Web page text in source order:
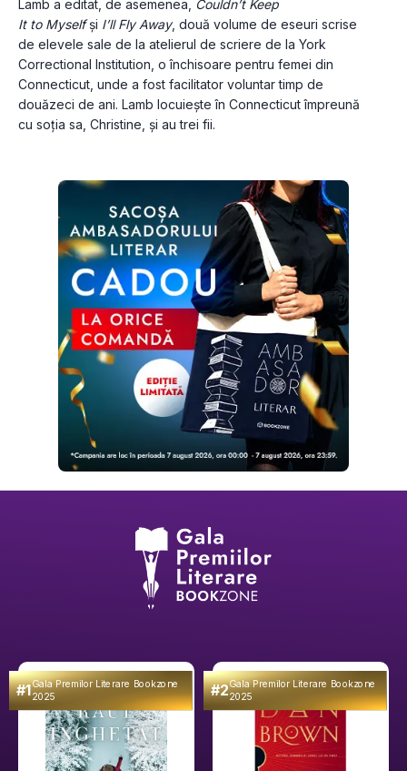
Lamb a editat, de asemenea,
Couldn’t Keep
It to Myself și I’ll Fly Away, două volume de eseuri scrise
de elevele sale de la atelierul de scriere de la York
Correctional Institution, o închisoare pentru femei din
Connecticut, unde a fost facilitator voluntar timp de
douăzeci de ani. Lamb locuiește în Connecticut împreună
cu soția sa, Christine, și au trei fii.
#1Gala Premilor Literare Bookzone
2025 #2Gala Premilor Literare Bookzone
2025